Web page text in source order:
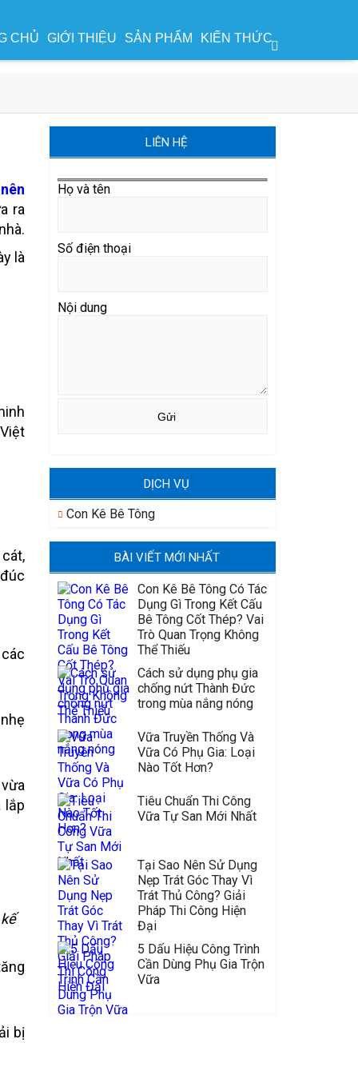
CHỦ GIỚI THIỆU SẢN PHẨM KIẾN THỨC
ra
là
lắp
bị
LIÊN HỆ
Họ và tên
Số điện thoại
Nội dung
DỊCH VỤ
Con Kê Bê Tông
BÀI VIẾT MỚI NHẤT
Con Kê Bê Tông Có Tác
Dụng Gì Trong Kết Cấu
Bê Tông Cốt Thép? Vai
Trò Quan Trọng Không
Thể Thiếu
Cách sử dụng phụ gia
chống nứt Thành Đức
trong mùa nắng nóng
Vữa Truyền Thống Và
Vữa Có Phụ Gia: Loại
Nào Tốt Hơn?
Tiêu Chuẩn Thi Công
Vữa Tự San Mới Nhất
Tại Sao Nên Sử Dụng
Nẹp Trát Góc Thay Vì
Trát Thủ Công? Giải
Pháp Thi Công Hiện
Đại
5 Dấu Hiệu Công Trình
Cần Dùng Phụ Gia Trộn
Vữa